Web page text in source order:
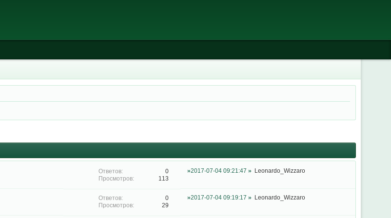
0
113
2017-07-04 09:21:47 Leonardo_Wizzaro
0
29
2017-07-04 09:19:17 Leonardo_Wizzaro